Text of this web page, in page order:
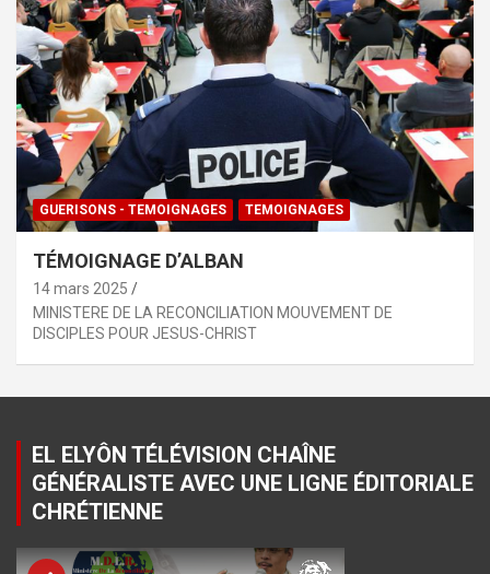
GUERISONS - TEMOIGNAGES TEMOIGNAGES
TÉMOIGNAGE D’ALBAN
14 mars 2025
MINISTERE DE LA RECONCILIATION MOUVEMENT DE
DISCIPLES POUR JESUS-CHRIST
EL ELYÔN TÉLÉVISION CHAÎNE
GÉNÉRALISTE AVEC UNE LIGNE ÉDITORIALE
CHRÉTIENNE